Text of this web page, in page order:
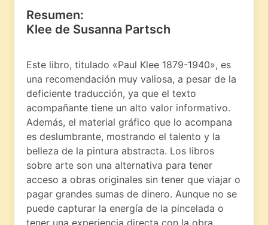
Resumen:
Klee de Susanna Partsch
Este libro, titulado «Paul Klee 1879-1940», es
una recomendación muy valiosa, a pesar de la
deficiente traducción, ya que el texto
acompañante tiene un alto valor informativo.
Además, el material gráfico que lo acompana
es deslumbrante, mostrando el talento y la
belleza de la pintura abstracta. Los libros
sobre arte son una alternativa para tener
acceso a obras originales sin tener que viajar o
pagar grandes sumas de dinero. Aunque no se
puede capturar la energía de la pincelada o